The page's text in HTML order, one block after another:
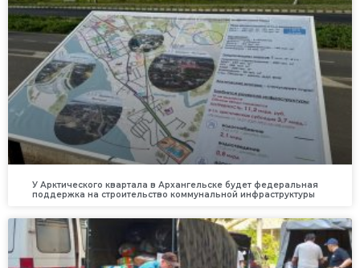
У Арктического квартала в Архангельске будет федеральная
поддержка на строительство коммунальной инфраструктуры